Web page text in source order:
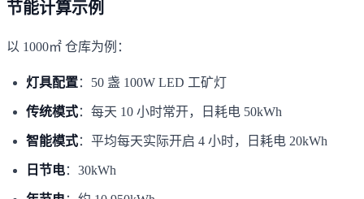
节能计算示例
以 1000㎡ 仓库为例：
灯具配置：50 盏 100W LED 工矿灯
传统模式：每天 10 小时常开，日耗电 50kWh
智能模式：平均每天实际开启 4 小时，日耗电 20kWh
日节电：30kWh